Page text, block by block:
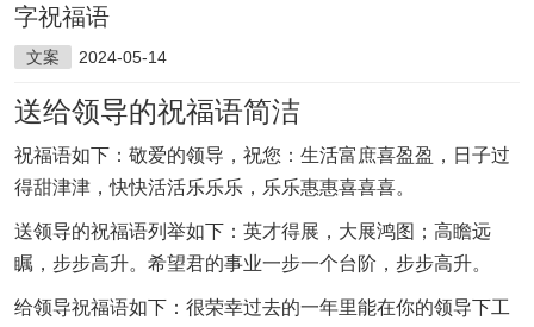
字祝福语
文案 2024-05-14
送给领导的祝福语简洁
祝福语如下：敬爱的领导，祝您：生活富庶喜盈盈，日子过
得甜津津，快快活活乐乐乐，乐乐惠惠喜喜喜。
送领导的祝福语列举如下：英才得展，大展鸿图；高瞻远
瞩，步步高升。希望君的事业一步一个台阶，步步高升。
给领导祝福语如下：很荣幸过去的一年里能在你的领导下工